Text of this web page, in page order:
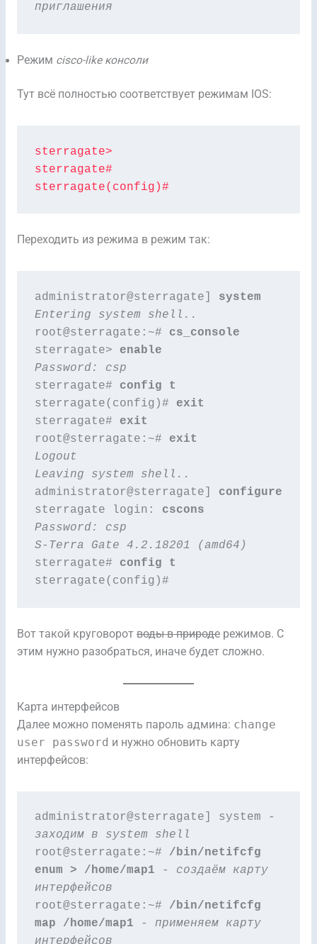
приглашения
Режим cisco-like консоли
Тут всё полностью соответствует режимам IOS:
sterragate>
sterragate#
sterragate(config)#
Переходить из режима в режим так:
administrator@sterragate] system
Entering system shell..
root@sterragate:~# cs_console
sterragate> enable
Password: csp
sterragate# config t
sterragate(config)# exit
sterragate# exit
root@sterragate:~# exit
Logout
administrator@sterragate] configure
sterragate login: cscons
Password: csp
S-Terra Gate 4.2.18201 (amd64)
sterragate# config t
sterragate(config)#
Вот такой круговорот воды в природережимов. С
этим нужно разобраться, иначе будет сложно.
Карта интерфейсов
Далее можно поменять пароль админа: change
user password и нужно обновить карту
интерфейсов:
administrator@sterragate] system
-
заходим в system shell
root@sterragate:~# /bin/netifcfg
enum > /home/map1 - создаём карту
интерфейсов
root@sterragate:~# /bin/netifcfg
map /home/map1 - применяем карту